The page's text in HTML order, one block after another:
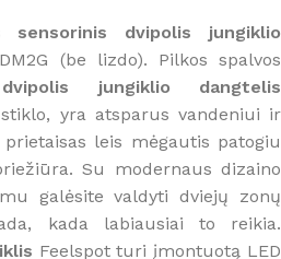
sensorinis dvipolis jungiklio
(be lizdo). Pilkos spalvos
jungiklio dangtelis
yra atsparus vandeniui ir
leis mėgautis patogiu
Su modernaus dizaino
galėsite valdyti dviejų zonų
kada labiausiai to reikia.
Feelspot turi įmontuotą LED